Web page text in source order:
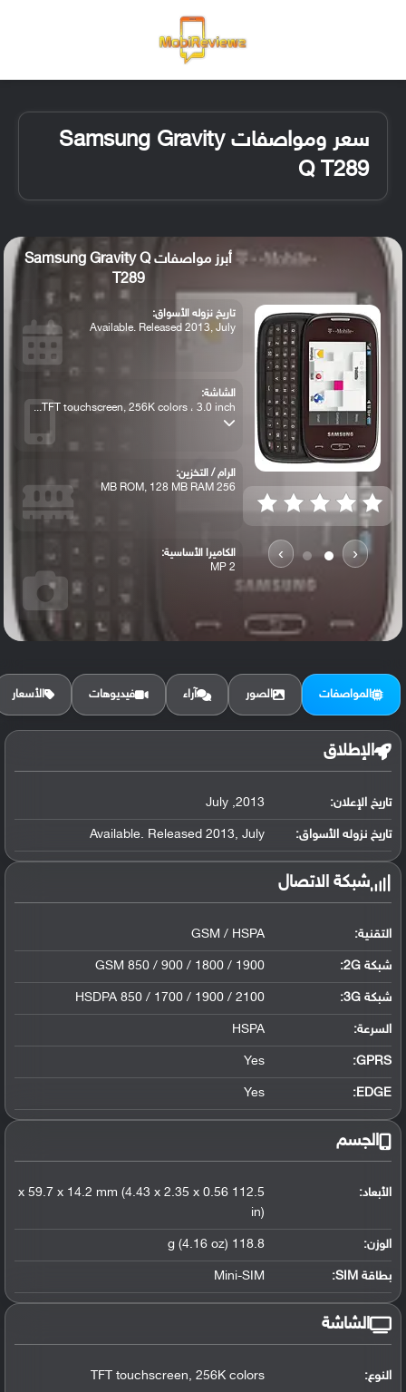
سعر ومواصفات Samsung Gravity
Q T289
‹
›
أبرز مواصفات Samsung Gravity Q
T289
تاريخ نزوله الأسواق:
Available. Released 2013, July
الشاشة:
TFT touchscreen, 256K colors ، 3.0 inch...
الرام / التخزين:
256 MB ROM, 128 MB RAM
الكاميرا الأساسية:
2 MP
المواصفات الصور آراء فيديوهات الأسعار
الإطلاق
تاريخ الإعلان: 2013, July
تاريخ نزوله الأسواق: Available. Released 2013, July
شبكة الاتصال
التقنية: GSM / HSPA
شبكة 2G: GSM 850 / 900 / 1800 / 1900
شبكة 3G :
HSDPA 850 / 1700 / 1900 / 2100
السرعة: HSPA
GPRS:
Yes
EDGE:
Yes
الجسم
الأبعاد:
112.5 x 59.7 x 14.2 mm (4.43 x 2.35 x 0.56
in)
الوزن: 118.8 g (4.16 oz)
بطاقة SIM: Mini-SIM
الشاشة
النوع: TFT touchscreen, 256K colors